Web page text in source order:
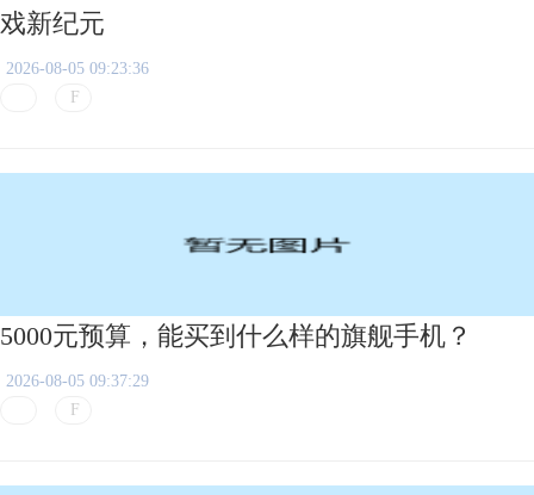
戏新纪元
2026-08-05 09:23:36
5000元预算，能买到什么样的旗舰手机？
2026-08-05 09:37:29